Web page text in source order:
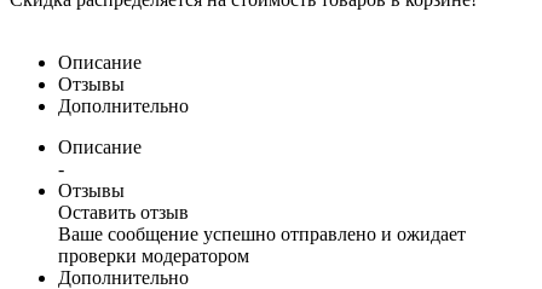
Описание
Отзывы
Дополнительно
Описание
-
Отзывы
Оставить отзыв
Ваше сообщение успешно отправлено и ожидает
проверки модератором
Дополнительно